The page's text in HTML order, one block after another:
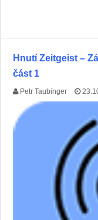
Hnutí Zeitgeist –
část 1
Petr Taubinger